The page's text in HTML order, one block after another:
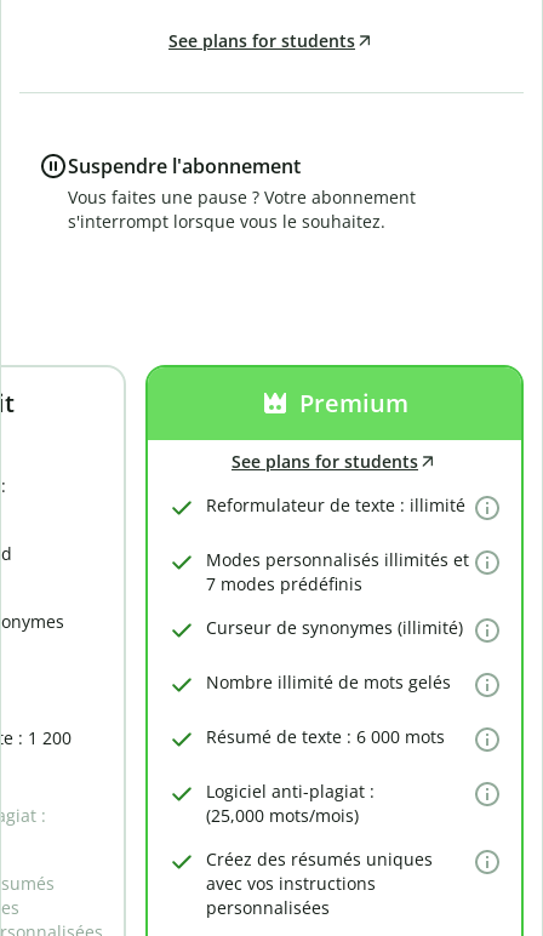
: 1 200
:
Premium
See plans for students
Reformulateur de texte : illimité
Modes personnalisés illimités et
7 modes prédéfinis
Curseur de synonymes (illimité)
Nombre illimité de mots gelés
Résumé de texte : 6 000 mots
Logiciel anti-plagiat :
(25,000 mots/mois)
Créez des résumés uniques
avec vos instructions
personnalisées
See plans for students
Suspendre l'abonnement
Vous faites une pause ? Votre abonnement
s'interrompt lorsque vous le souhaitez.